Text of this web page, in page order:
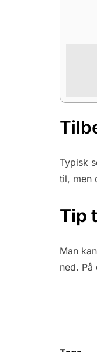
Typisk
til, men
Tip
Man
ned.